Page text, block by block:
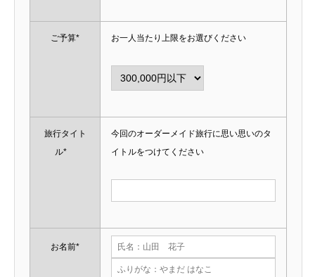
ご予算* お一人当たり上限をお選びください
旅行タイト
ル*
今回のオーダーメイド旅行に思い思いのタ
イトルをつけてください
お名前*